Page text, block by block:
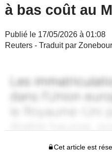
à bas coût au
Publié le 17/05/2026 à 01:08
Reuters - Traduit par
Cet article est